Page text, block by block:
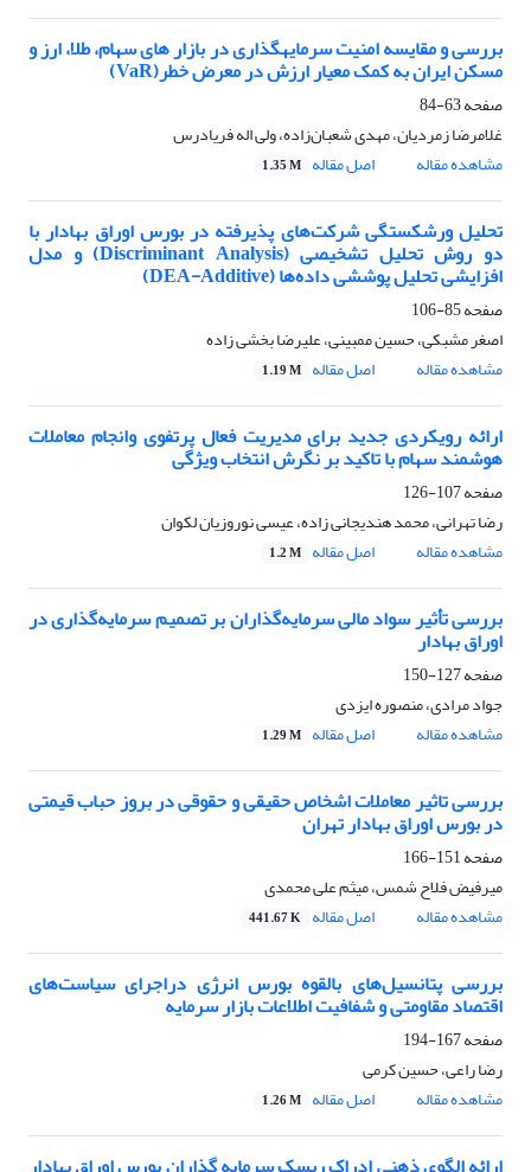
بررسی و مقایسه امنیت سرمایهگذاری در بازار های سهام، طلا‌، ارز و
مسکن ایران به کمک معیار ارزش در معرض خطر(VaR)
صفحه63-84
غلامرضا زمردیان، مهدی شعبان‌زاده، ولی اله فریادرس
مشاهده مقاله
اصل مقاله 1.35 M
تحلیل ورشکستگی شرکت‌های پذیرفته در بورس اوراق بهادار با
دو روش تحلیل تشخیصی (Discriminant Analysis) و مدل
افزایشی تحلیل پوششی داده‌ها (DEA-Additive)
صفحه85-106
اصغر مشبکی، حسین ممبینی، علیرضا بخشی زاده
مشاهده مقاله
اصل مقاله 1.19 M
ارائه رویکردی جدید برای مدیریت فعال پرتفوی وانجام معاملات
هوشمند سهام با تاکید بر نگرش انتخاب ویژگی
صفحه107-126
رضا تهرانی، محمد هندیجانی زاده، عیسی نوروزیان لکوان
مشاهده مقاله
اصل مقاله 1.2 M
بررسی تأثیر سواد مالی سرمایه‌گذاران بر تصمیم سرمایه‌گذاری در
اوراق بهادار
صفحه127-150
جواد مرادی، منصوره ایزدی
مشاهده مقاله
اصل مقاله 1.29 M
بررسی تاثیر معاملات اشخاص حقیقی و حقوقی در بروز حباب قیمتی
در بورس اوراق بهادار تهران
صفحه151-166
میرفیض فلاح شمس، میثم علی محمدی
مشاهده مقاله
اصل مقاله 441.67 K
بررسی پتانسیل‌های بالقوه بورس انرژی دراجرای سیاست‌های
اقتصاد مقاومتی و شفافیت اطلاعات بازار سرمایه
صفحه167-194
رضا راعی، حسین کرمی
مشاهده مقاله
اصل مقاله 1.26 M